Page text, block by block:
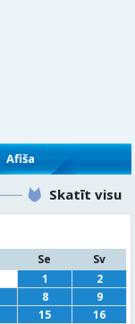
Afiša
Skatīt visu
Se
Sv
1
2
8
9
15
16